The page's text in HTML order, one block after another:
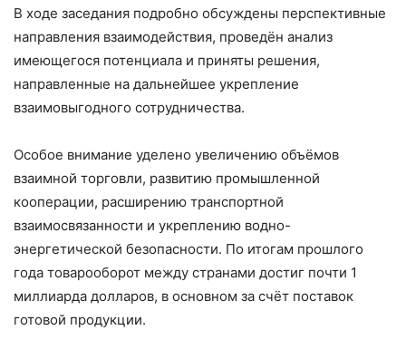
В ходе заседания подробно обсуждены перспективные
направления взаимодействия, проведён анализ
имеющегося потенциала и приняты решения,
направленные на дальнейшее укрепление
взаимовыгодного сотрудничества.
Особое внимание уделено увеличению объёмов
взаимной торговли, развитию промышленной
кооперации, расширению транспортной
взаимосвязанности и укреплению водно-
энергетической безопасности. По итогам прошлого
года товарооборот между странами достиг почти 1
миллиарда долларов, в основном за счёт поставок
готовой продукции.